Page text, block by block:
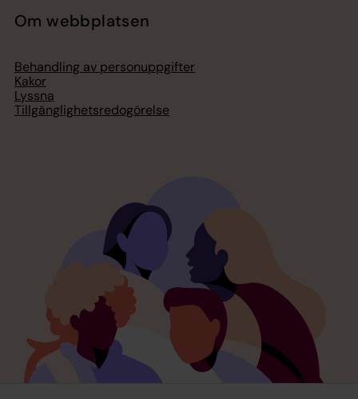
Om webbplatsen
Behandling av personuppgifter
Kakor
Lyssna
Tillgänglighetsredogörelse